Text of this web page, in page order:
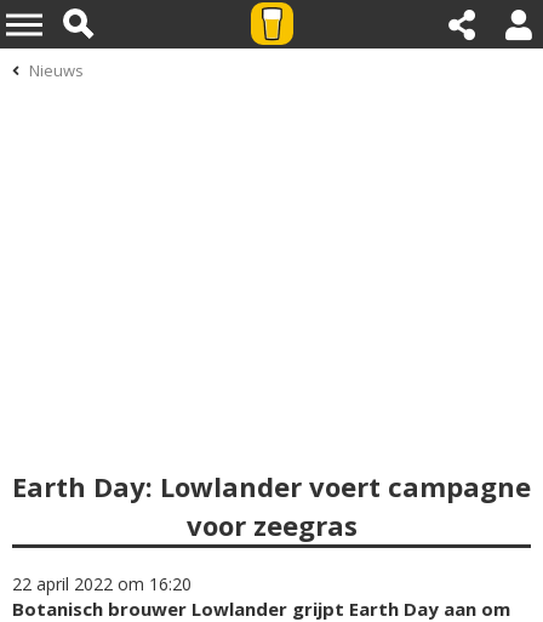
Nieuws
Earth Day: Lowlander voert campagne
voor zeegras
22 april 2022 om 16:20
Botanisch brouwer Lowlander grijpt Earth Day aan om